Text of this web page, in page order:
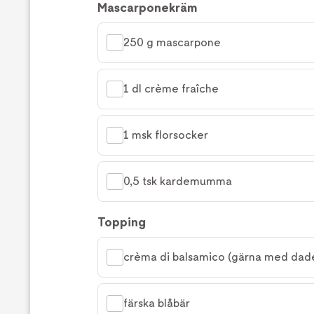
Mascarponekräm
250 g mascarpone
1 dl crème fraîche
1 msk florsocker
0,5 tsk kardemumma
Topping
crèma di balsamico (gärna med
färska blåbär